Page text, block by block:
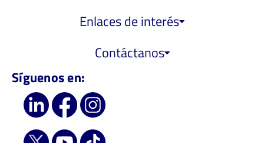
Enlaces de interés
Contáctanos
Síguenos en: